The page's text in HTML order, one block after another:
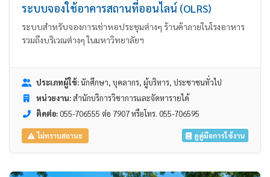
ระบบจองใช้อาคารสถานที่ออนไลน์ (OLRS)
ระบบสำหรับจองการเช่าหอประชุมต่างๆ ร้านค้าภายในโรงอาหาร
รวมถึงบริเวณต่างๆ ในมหาวิทยาลัยฯ
ประเภทผู้ใช้:นักศึกษา, บุคลากร, ผู้บริหาร, ประชาชนทั่วไป
หน่วยงาน:สำนักบริการวิชาการและจัดหารายได้
ติดต่อ:055-706555 ต่อ 7907 หรือโทร. 055-706595
ไม่ทราบสถานะ ดูคู่มือการใช้งาน